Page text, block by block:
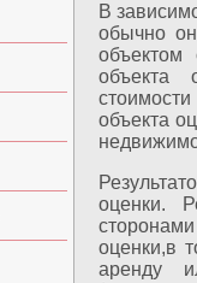
В
обычно
объектом
объекта
объекта
оценки.
оценки,в
аренду